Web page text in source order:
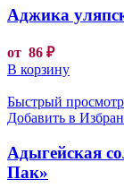
Аджика
от 86 ₽
В корзину
Быстрый просмотр
Добавить в
Адыгейская
Пак»